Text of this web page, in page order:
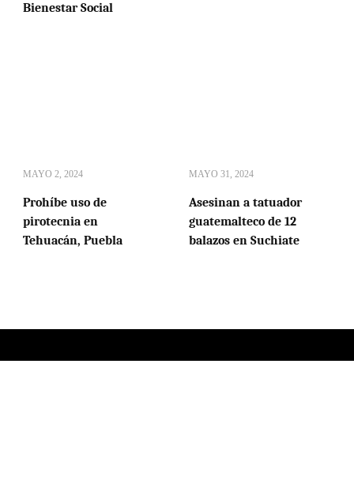
Bienestar Social
MAYO 2, 2024
Prohíbe uso de
pirotecnia en
Tehuacán, Puebla
MAYO 31, 2024
Asesinan a tatuador
guatemalteco de 12
balazos en Suchiate